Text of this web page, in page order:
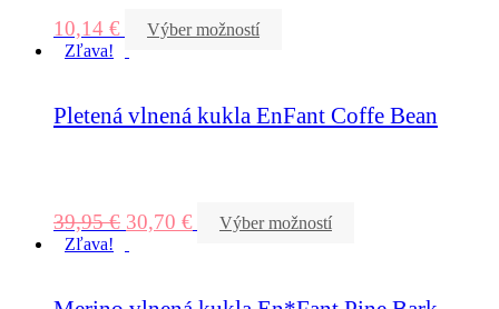
10,14 €
Výber možností
Zľava!
Pletená vlnená kukla EnFant Coffe Bean
39,95€ 30,70 €
Výber možností
Zľava!